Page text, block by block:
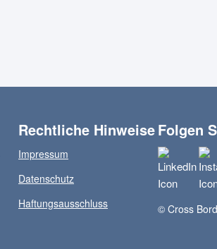
Rechtliche Hinweise
Impressum
Datenschutz
Haftungsausschluss
Folgen
© Cross